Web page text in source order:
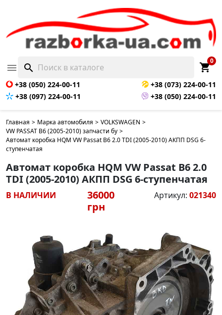
 search shopping_cart
0
+38 (050) 224-00-11
+38 (073) 224-00-11
+38 (097) 224-00-11
+38 (050) 224-00-11
Главная > Марка автомобиля > VOLKSWAGEN >
VW PASSAT B6 (2005-2010) запчасти бу >
Автомат коробка HQM VW Passat B6 2.0 TDI (2005-2010) АКПП DSG 6-
ступенчатая
Автомат коробка HQM VW Passat B6 2.0
TDI (2005-2010) АКПП DSG 6-ступенчатая
В НАЛИЧИИ
36000
грн
Артикул: 021340